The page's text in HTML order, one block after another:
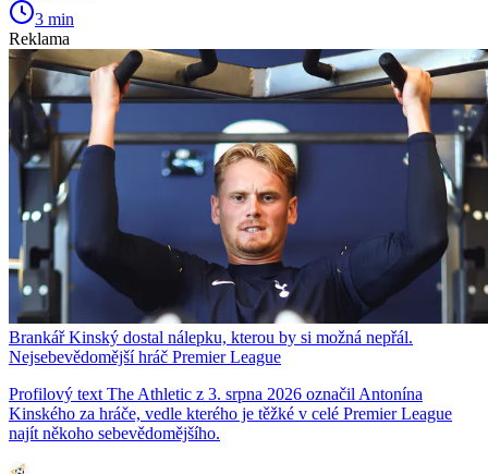
3 min
Reklama
Brankář Kinský dostal nálepku, kterou by si možná nepřál.
Nejsebevědomější hráč Premier League
Profilový text The Athletic z 3. srpna 2026 označil Antonína
Kinského za hráče, vedle kterého je těžké v celé Premier League
najít někoho sebevědomějšího.